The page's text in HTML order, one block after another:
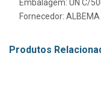
Embalagem: UN C/
Fornecedor: ALBEMA
Produtos